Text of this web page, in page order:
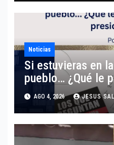
Noticias
Si estuvieras en
pueblo… ¿Qué le
presidenta?
AGO 4, 2026 JESUS